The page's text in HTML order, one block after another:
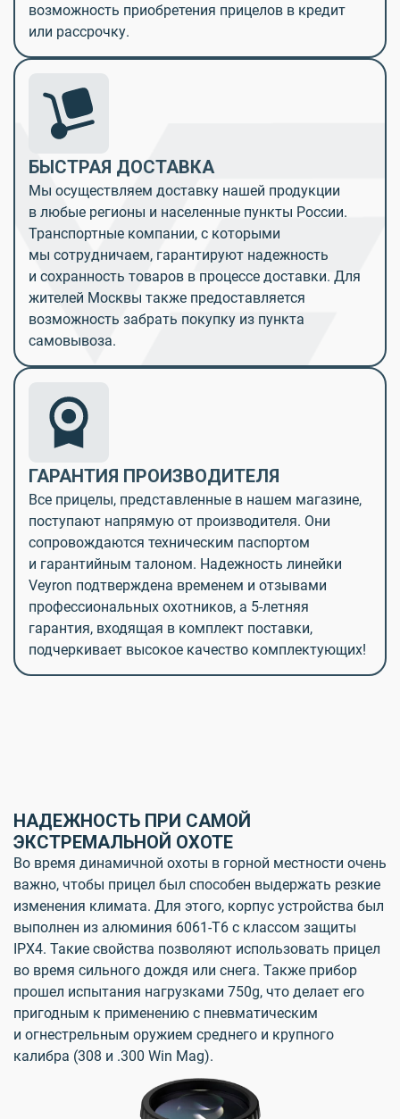
возможность приобретения прицелов в кредит
или рассрочку.
БЫСТРАЯ ДОСТАВКА
Мы осуществляем доставку нашей продукции
в любые регионы и населенные пункты России.
Транспортные компании, с которыми
мы сотрудничаем, гарантируют надежность
и сохранность товаров в процессе доставки. Для
жителей Москвы также предоставляется
возможность забрать покупку из пункта
самовывоза.
ГАРАНТИЯ ПРОИЗВОДИТЕЛЯ
Все прицелы, представленные в нашем магазине,
поступают напрямую от производителя. Они
сопровождаются техническим паспортом
и гарантийным талоном. Надежность линейки
Veyron подтверждена временем и отзывами
профессиональных охотников, а 5-летняя
гарантия, входящая в комплект поставки,
подчеркивает высокое качество комплектующих!
НАДЕЖНОСТЬ ПРИ САМОЙ
ЭКСТРЕМАЛЬНОЙ ОХОТЕ
Во время динамичной охоты в горной местности очень
важно, чтобы прицел был способен выдержать резкие
изменения климата. Для этого, корпус устройства был
выполнен из алюминия 6061-T6 с классом защиты
IPX4. Такие свойства позволяют использовать прицел
во время сильного дождя или снега. Также прибор
прошел испытания нагрузками 750g, что делает его
пригодным к применению с пневматическим
и огнестрельным оружием среднего и крупного
калибра (308 и .300 Win Mag).